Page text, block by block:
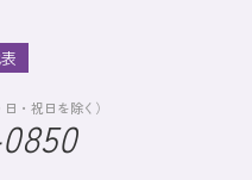
・祝日を除く）